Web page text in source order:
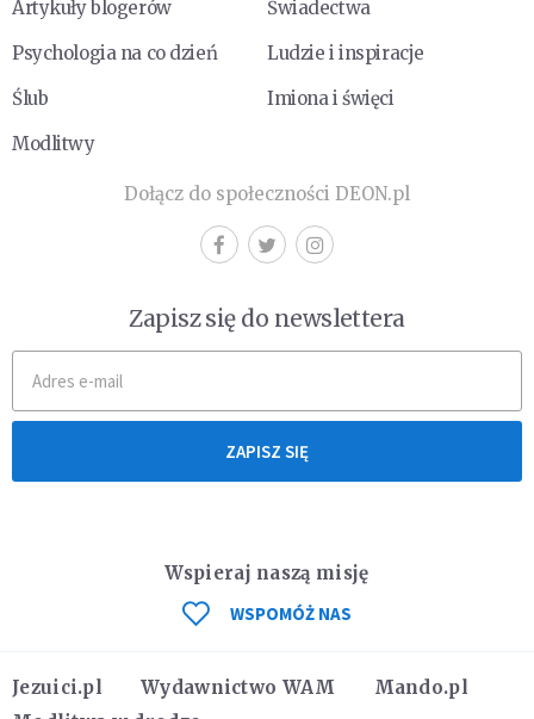
Artykuły blogerów
Świadectwa
Psychologia na co dzień
Ludzie i inspiracje
Ślub
Imiona i święci
Modlitwy
Dołącz do społeczności DEON.pl
Zapisz się do newslettera
ZAPISZ SIĘ
Jezuici.pl Wydawnictwo WAM
Mando.pl
Wspieraj naszą misję
WSPOMÓŻ NAS